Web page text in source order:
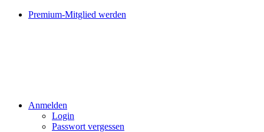
Premium-Mitglied werden
Anmelden
Login
Passwort vergessen